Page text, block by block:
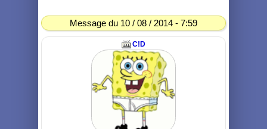
Message du 10 / 08 / 2014 - 7:59
C!D